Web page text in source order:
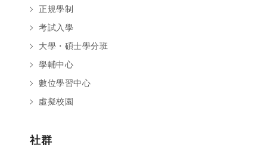
正規學制
考試入學
大學・碩士學分班
學輔中心
數位學習中心
虛擬校園
社群